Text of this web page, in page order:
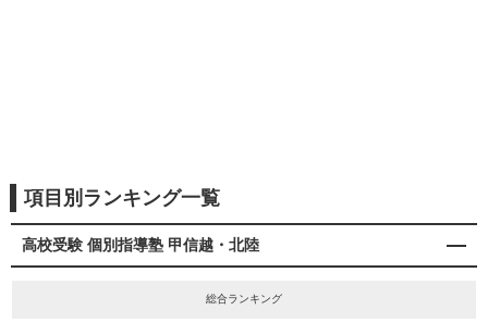
項目別ランキング一覧
高校受験 個別指導塾 甲信越・北陸
総合ランキング